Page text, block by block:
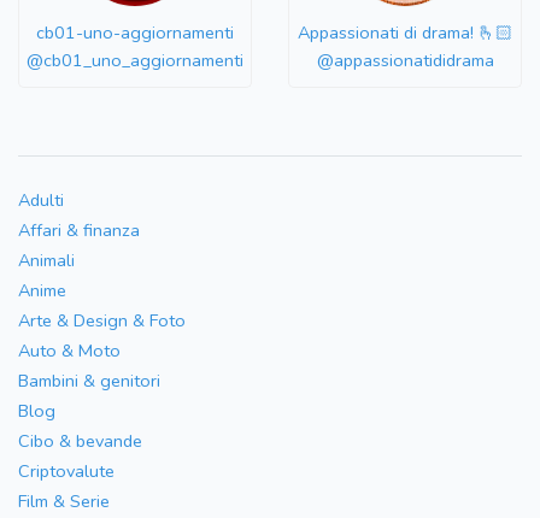
cb01-uno-aggiornamenti
@cb01_uno_aggiornamenti
Appassionati di drama! 🫰🏻
@appassionatididrama
Adulti
Affari & finanza
Animali
Anime
Arte & Design & Foto
Auto & Moto
Bambini & genitori
Blog
Cibo & bevande
Criptovalute
Film & Serie